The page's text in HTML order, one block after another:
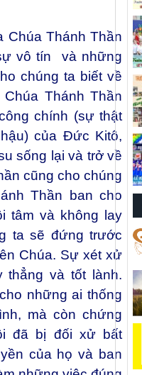
Chúa Thánh Thần
vô tín và những
chúng ta biết về
Thánh Thần
chính (sự thật
của Đức Kitô,
sống lại và trở về
cũng cho chúng
Thần ban cho
tâm và không lay
ta sẽ đứng trước
Chúa. Sự xét xử
thẳng và tốt lành.
những ai thống
mà còn chứng
đã bị đối xử bất
của họ và ban